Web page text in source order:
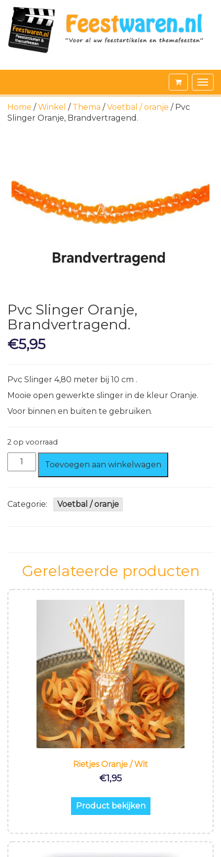
Home /Winkel / Thema /Voetbal / oranje / Pvc
Slinger Oranje, Brandvertragend.
Pvc Slinger Oranje,
Brandvertragend.
€5,95
Pvc Slinger 4,80 meter bij 10 cm .
Mooie open gewerkte slinger in de kleur Oranje.
Voor binnen en buiten te gebruiken.
2 op voorraad
Pvc
aantal
Toevoegen aan winkelwagen
Categorie: Voetbal / oranje
Gerelateerde producten
Rietjes Oranje / Wit
€1,95
Product bekijken